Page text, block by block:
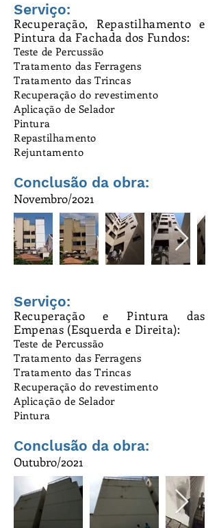
Serviço:
Recuperação, Repastilhamento e
Pintura da Fachada dos Fundos:
Teste de Percussão
Tratamento das Ferragens
Tratamento das Trincas
Recuperação do revestimento
Aplicação de Selador
Pintura
Repastilhamento
Rejuntamento
Conclusão da obra:
Novembro/2021
Serviço:
Recuperação e Pintura das
Empenas (Esquerda e Direita):
Teste de Percussão
Tratamento das Ferragens
Tratamento das Trincas
Recuperação do revestimento
Aplicação de Selador
Pintura
Conclusão da obra:
Outubro/2021